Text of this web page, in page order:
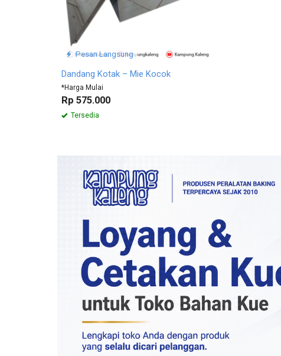
Pesan Langsung
Dandang Kotak – Mie Kocok
*Harga Mulai
Rp 575.000
Tersedia